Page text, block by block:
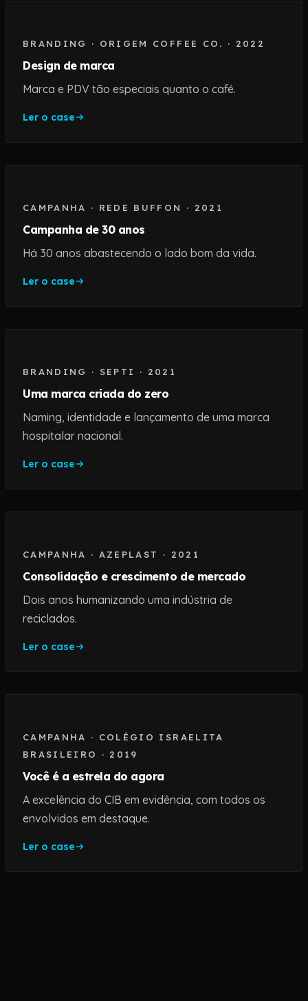
BRANDING · ORIGEM COFFEE CO. · 2022
Design de marca
Marca e PDV tão especiais quanto o café.
Ler o case
CAMPANHA · REDE BUFFON · 2021
Campanha de 30 anos
Há 30 anos abastecendo o lado bom da vida.
Ler o case
BRANDING · SEPTI · 2021
Uma marca criada do zero
Naming, identidade e lançamento de uma marca
hospitalar nacional.
Ler o case
CAMPANHA · AZEPLAST · 2021
Consolidação e crescimento de mercado
Dois anos humanizando uma indústria de
reciclados.
Ler o case
CAMPANHA · COLÉGIO ISRAELITA
BRASILEIRO
· 2019
Você é a estrela do agora
A excelência do CIB em evidência, com todos os
envolvidos em destaque.
Ler o case